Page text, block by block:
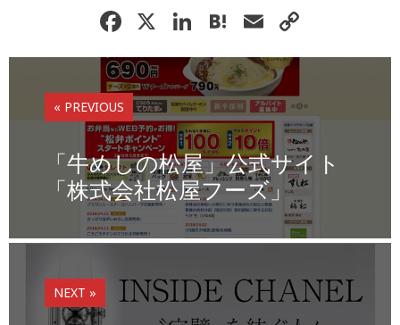
F
a
c
e
b
o
o
k
X Li
n
k
e
dI
n
H
at
e
n
a
E
m
ai
l
o
y
Li
n
« PREVIOUS
「牛めしの松屋」公式サイト
「株式会社松屋フーズ」
NEXT »